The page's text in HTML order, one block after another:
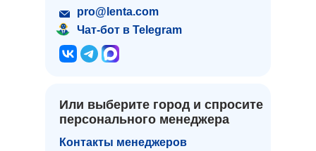
Или выберите город и спросите
персонального менеджера
Контакты менеджеров
pro@lenta.com
Чат-бот в Telegram